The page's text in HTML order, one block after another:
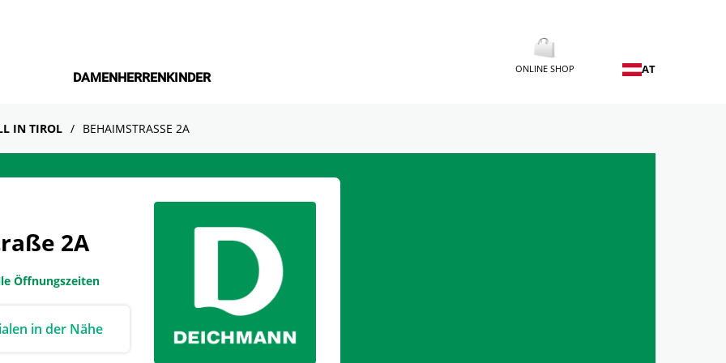
DAMENHERRENKINDER
ONLINE SHOP AT
IN TIROL BEHAIMSTRASSE 2A
2A
Öffnungszeiten
in der Nähe